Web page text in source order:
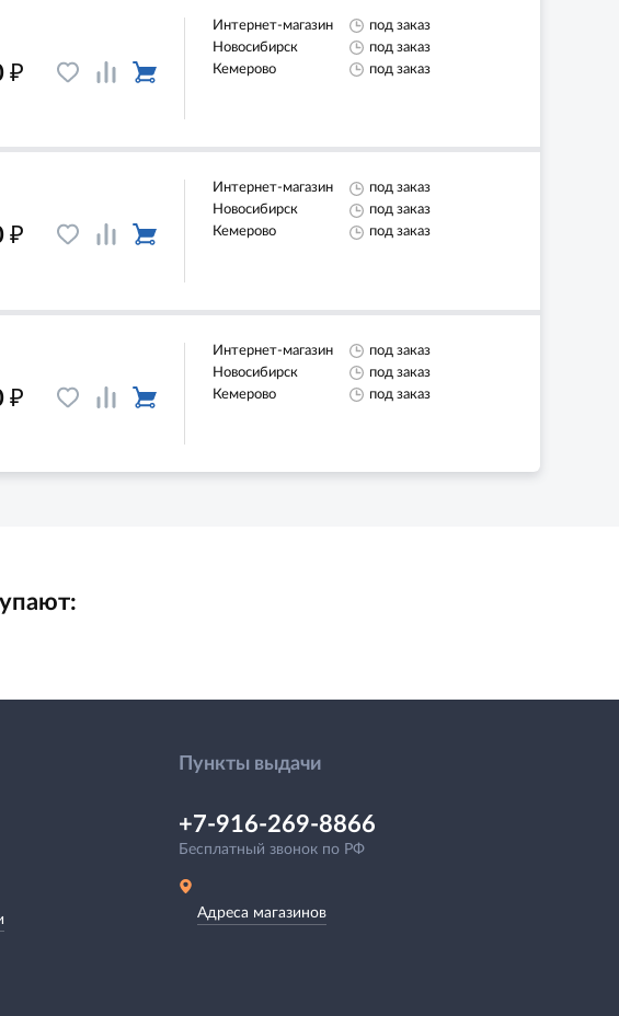
₽
Интернет-магазин
под заказ
Новосибирск
под заказ
Кемерово
под заказ
₽
Интернет-магазин
под заказ
Новосибирск
под заказ
Кемерово
под заказ
₽
Интернет-магазин
под заказ
Новосибирск
под заказ
Кемерово
под заказ
Пункты выдачи
+7-916-269-8866
Бесплатный звонок по РФ
Адреса магазинов